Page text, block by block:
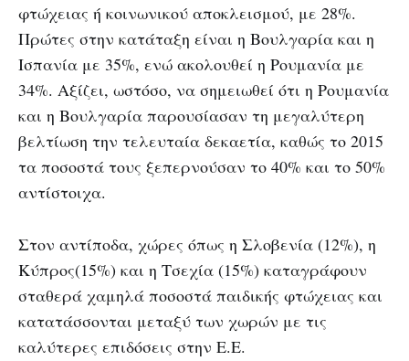
φτώχειας ή κοινωνικού αποκλεισμού, με 28%.
Πρώτες στην κατάταξη είναι η Βουλγαρία και η
Ισπανία με 35%, ενώ ακολουθεί η Ρουμανία με
34%. Αξίζει, ωστόσο, να σημειωθεί ότι η Ρουμανία
και η Βουλγαρία παρουσίασαν τη μεγαλύτερη
βελτίωση την τελευταία δεκαετία, καθώς το 2015
τα ποσοστά τους ξεπερνούσαν το 40% και το 50%
αντίστοιχα.
Στον αντίποδα, χώρες όπως η Σλοβενία (12%), η
Κύπρος(15%) και η Τσεχία (15%) καταγράφουν
σταθερά χαμηλά ποσοστά παιδικής φτώχειας και
κατατάσσονται μεταξύ των χωρών με τις
καλύτερες επιδόσεις στην Ε.Ε.